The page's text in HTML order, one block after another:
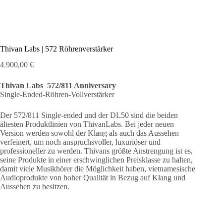
Thivan Labs | 572 Röhrenverstärker
4.900,00 €
Thivan Labs 572/811 Anniversary
Single-Ended-Röhren-Vollverstärker
Der 572/811 Single-ended und der DL50 sind die beiden
ältesten Produktlinien von ThivanLabs. Bei jeder neuen
Version werden sowohl der Klang als auch das Aussehen
verfeinert, um noch anspruchsvoller, luxuriöser und
professioneller zu werden. Thivans größte Anstrengung ist es,
seine Produkte in einer erschwinglichen Preisklasse zu halten,
damit viele Musikhörer die Möglichkeit haben, vietnamesische
Audioprodukte von hoher Qualität in Bezug auf Klang und
Aussehen zu besitzen.